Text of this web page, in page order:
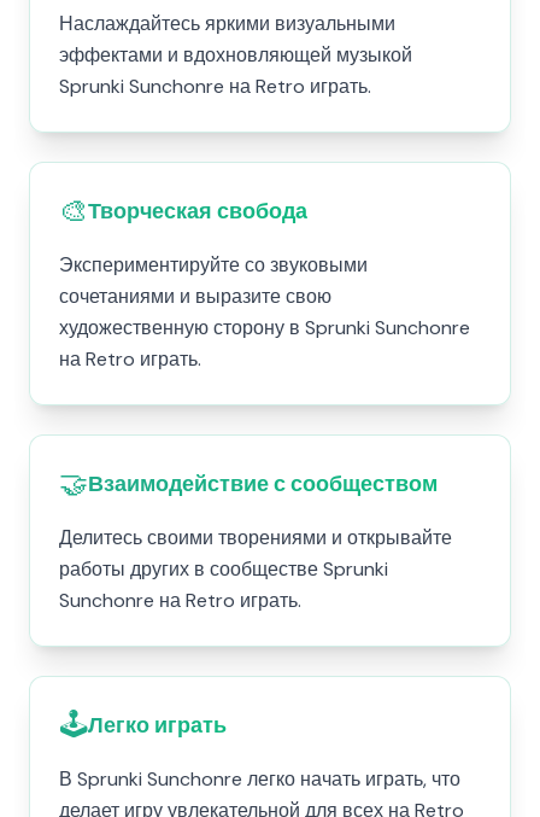
Наслаждайтесь яркими визуальными
эффектами и вдохновляющей музыкой
Sprunki Sunchonre на Retro играть.
🎨Творческая свобода
Экспериментируйте со звуковыми
сочетаниями и выразите свою
художественную сторону в Sprunki Sunchonre
на Retro играть.
🤝Взаимодействие с сообществом
Делитесь своими творениями и открывайте
работы других в сообществе Sprunki
Sunchonre на Retro играть.
🕹️Легко играть
В Sprunki Sunchonre легко начать играть, что
делает игру увлекательной для всех на Retro